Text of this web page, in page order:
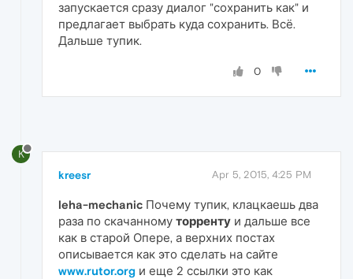
запускается сразу диалог "сохранить как" и
предлагает выбрать куда сохранить. Всё.
Дальше тупик.
0
K
kreesr Apr 5, 2015, 4:25 PM
leha-mechanic Почему тупик, клацкаешь два
раза по скачанному торренту и дальше все
как в старой Опере, а верхних постах
описывается как это сделать на сайте
www.rutor.org и еще 2 ссылки это как